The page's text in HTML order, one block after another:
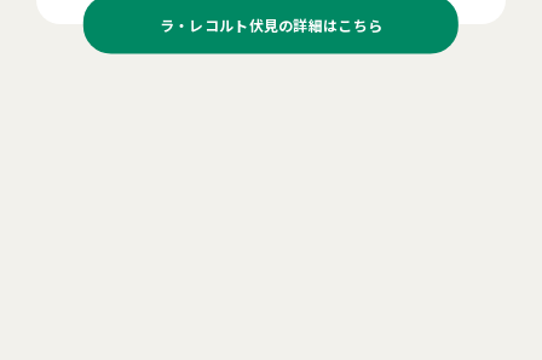
ラ・レコルト伏見の詳細はこちら